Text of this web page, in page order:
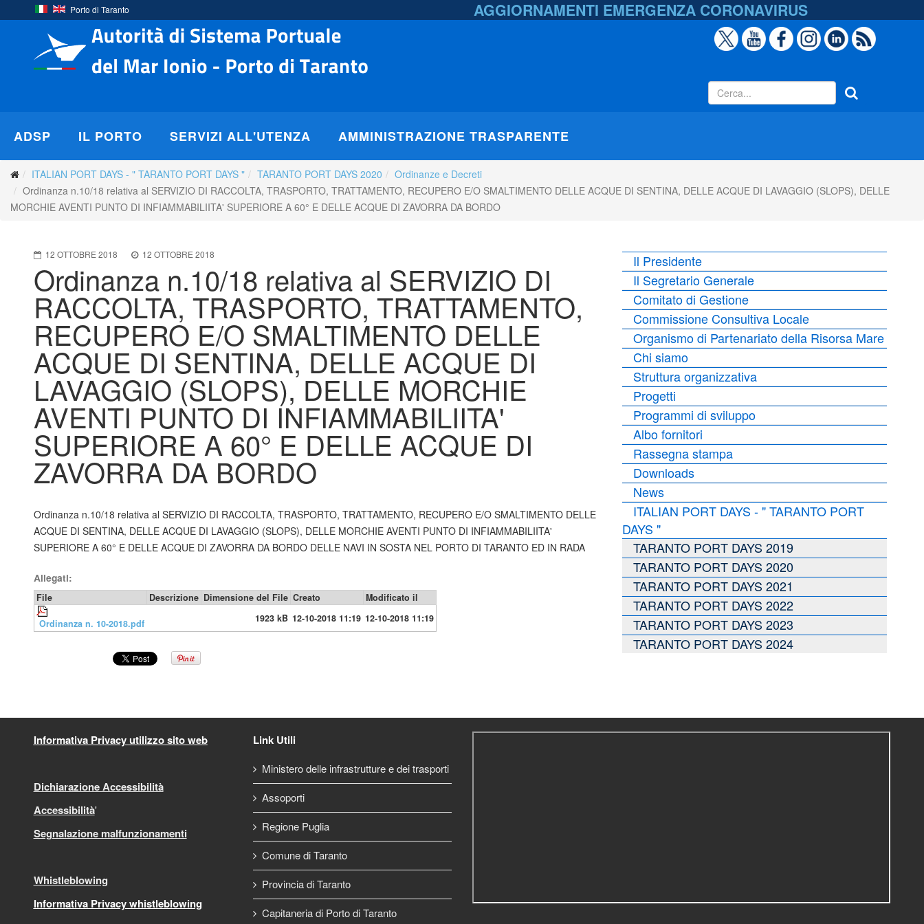
Porto di Taranto AGGIORNAMENTI EMERGENZA CORONAVIRUS
ADSP IL PORTO SERVIZI ALL'UTENZA AMMINISTRAZIONE TRASPARENTE
ITALIAN PORT DAYS - " TARANTO PORT DAYS " TARANTO PORT DAYS 2020
Ordinanze e Decreti
Ordinanza n.10/18 relativa al SERVIZIO DI RACCOLTA, TRASPORTO, TRATTAMENTO, RECUPERO E/O SMALTIMENTO DELLE ACQUE DI SENTINA, DELLE ACQUE DI LAVAGGIO (SLOPS), DELLE
MORCHIE AVENTI PUNTO DI INFIAMMABILIITA' SUPERIORE A 60° E DELLE ACQUE DI ZAVORRA DA BORDO
12 OTTOBRE 2018 12 OTTOBRE 2018
Ordinanza n.10/18 relativa al SERVIZIO DI
RACCOLTA, TRASPORTO, TRATTAMENTO,
RECUPERO E/O SMALTIMENTO DELLE
ACQUE DI SENTINA, DELLE ACQUE DI
LAVAGGIO (SLOPS), DELLE MORCHIE
AVENTI PUNTO DI INFIAMMABILIITA'
SUPERIORE A 60° E DELLE ACQUE DI
ZAVORRA DA BORDO
Ordinanza n.10/18 relativa al SERVIZIO DI RACCOLTA, TRASPORTO, TRATTAMENTO, RECUPERO E/O SMALTIMENTO DELLE
ACQUE DI SENTINA, DELLE ACQUE DI LAVAGGIO (SLOPS), DELLE MORCHIE AVENTI PUNTO DI INFIAMMABILIITA'
SUPERIORE A 60° E DELLE ACQUE DI ZAVORRA DA BORDO DELLE NAVI IN SOSTA NEL PORTO DI TARANTO ED IN RADA
Allegati:
File Descrizione Dimensione del File Creato Modificato il
Ordinanza n. 10-2018.pdf 1923 kB 12-10-2018 11:19 12-10-2018 11:19
Il Presidente
Il Segretario Generale
Comitato di Gestione
Commissione Consultiva Locale
Organismo di Partenariato della Risorsa Mare
Chi siamo
Struttura organizzativa
Progetti
Programmi di sviluppo
Albo fornitori
Rassegna stampa
Downloads
News
ITALIAN PORT DAYS - " TARANTO PORT
DAYS "
TARANTO PORT DAYS 2019
TARANTO PORT DAYS 2020
TARANTO PORT DAYS 2021
TARANTO PORT DAYS 2022
TARANTO PORT DAYS 2023
TARANTO PORT DAYS 2024
Informativa Privacy utilizzo sito web
Dichiarazione Accessibilità
Accessibilità'
Segnalazione malfunzionamenti
Whistleblowing
Informativa Privacy whistleblowing
Link Utili
Ministero delle infrastrutture e dei trasporti
Assoporti
Regione Puglia
Comune di Taranto
Provincia di Taranto
Capitaneria di Porto di Taranto